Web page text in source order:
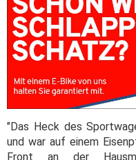
"Das Heck des
und war auf einem
Front an der